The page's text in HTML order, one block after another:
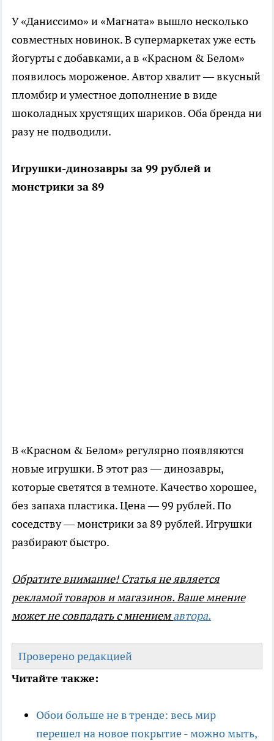
У «Даниссимо» и «Магната» вышло несколько
совместных новинок. В супермаркетах уже есть
йогурты с добавками, а в «Красном & Белом»
появилось мороженое. Автор хвалит — вкусный
пломбир и уместное дополнение в виде
шоколадных хрустящих шариков. Оба бренда ни
разу не подводили.
Игрушки-динозавры за 99 рублей и
монстрики за 89
В «Красном & Белом» регулярно появляются
новые игрушки. В этот раз — динозавры,
которые светятся в темноте. Качество хорошее,
без запаха пластика. Цена — 99 рублей. По
соседству — монстрики за 89 рублей. Игрушки
разбирают быстро.
Обратите внимание! Статья не является
рекламой товаров и магазинов. Ваше мнение
может не совпадать с мнениемавтора.
Проверено редакцией
Читайте также:
Обои больше не в тренде: весь мир
перешел на новое покрытие - можно мыть,